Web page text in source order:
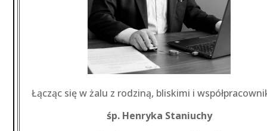
Łącząc się w żalu z rodziną, bliskimi i
śp. Henryka Staniuchy